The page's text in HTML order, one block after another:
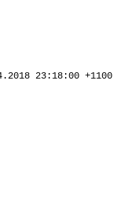
23:18:00 +1100